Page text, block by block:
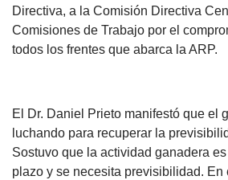
Directiva, a la Comisión Directiva
Comisiones de Trabajo por el
todos los frentes que abarca la ARP.
El Dr. Daniel Prieto manifestó que el
luchando para recuperar la
Sostuvo que la actividad ganadera
plazo y se necesita previsibilidad. En